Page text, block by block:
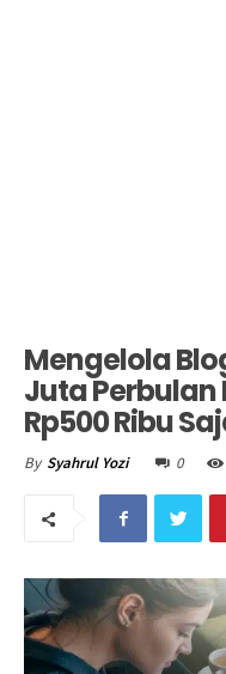
Mengelola
Juta
Rp500 Ribu
By Syahrul Yozi 0